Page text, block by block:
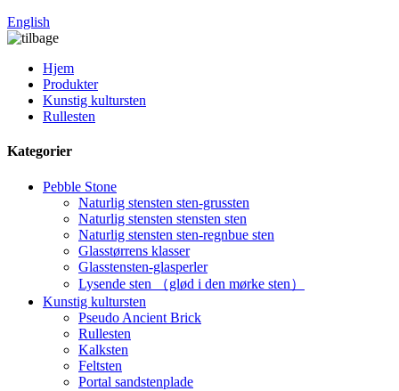
English
Hjem
Produkter
Kunstig kultursten
Rullesten
Kategorier
Pebble Stone
Naturlig stensten sten-grussten
Naturlig stensten stensten sten
Naturlig stensten sten-regnbue sten
Glasstørrens klasser
Glasstensten-glasperler
Lysende sten （glød i den mørke sten）
Kunstig kultursten
Pseudo Ancient Brick
Rullesten
Kalksten
Feltsten
Portal sandstenplade